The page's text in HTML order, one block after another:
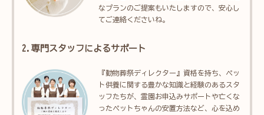
なプランのご提案もいたしますので、安心し
てご連絡くださいね。
2.専門スタッフによるサポート
『動物葬祭ディレクター』資格を持ち、ペッ
ト供養に関する豊かな知識と経験のあるスタ
ッフたちが、霊園お申込みサポートや亡くな
ったペットちゃんの安置方法など、心を込め